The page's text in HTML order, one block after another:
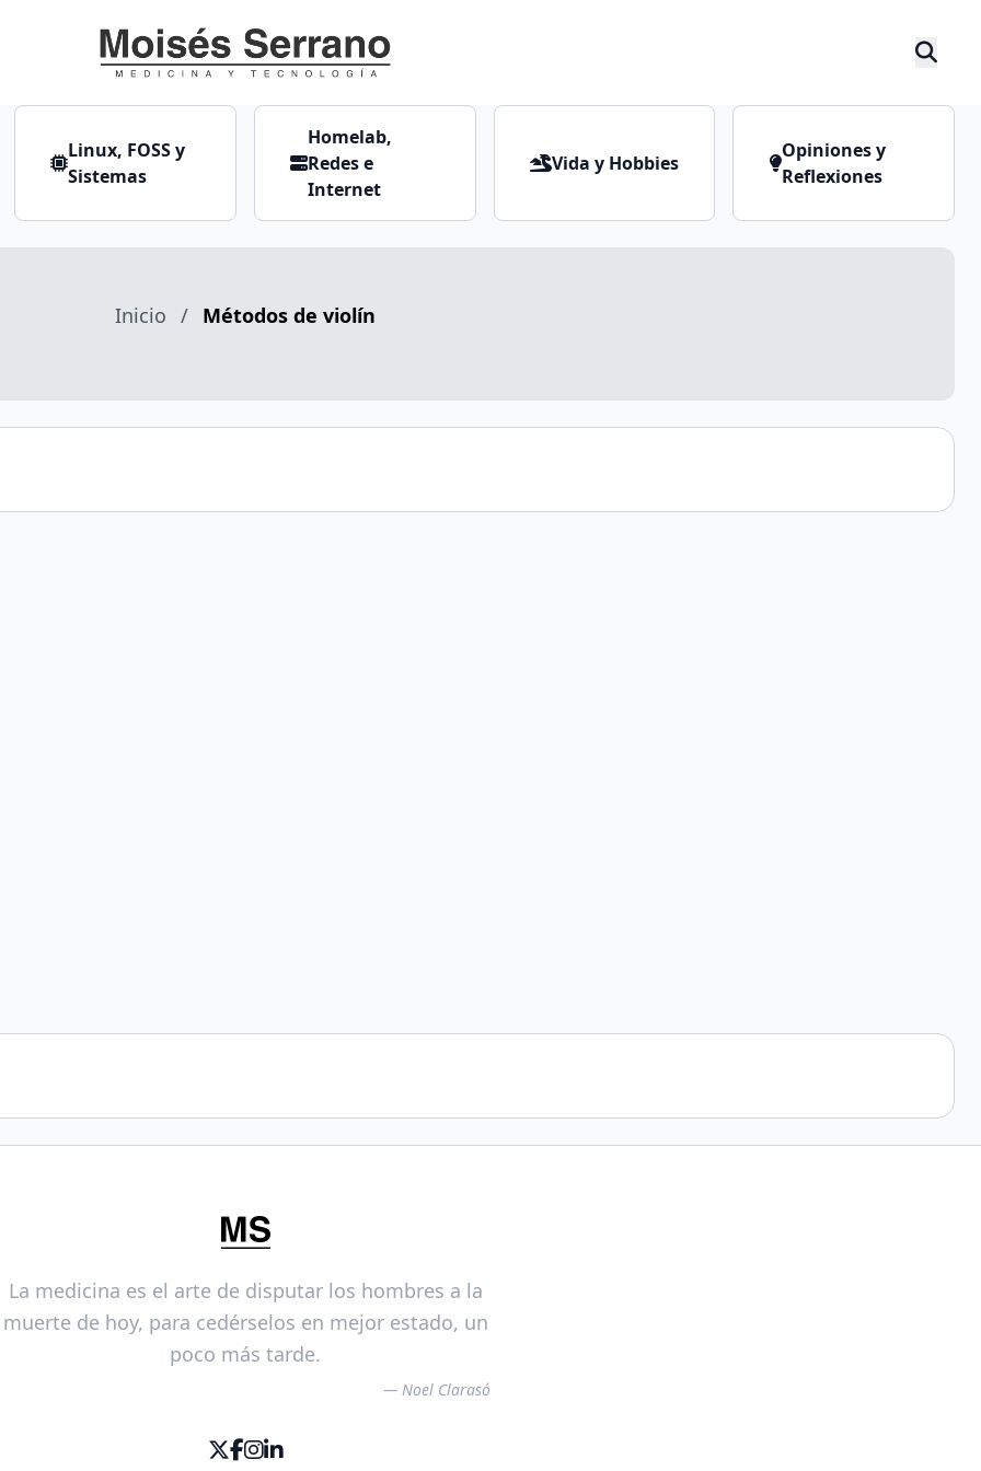
Linux, FOSS y
Sistemas
Homelab,
Redes e
Internet
Vida y Hobbies
Opiniones y
Reflexiones
Inicio / Métodos de violín
La medicina es el arte de disputar los hombres a la
muerte de hoy, para cedérselos en mejor estado, un
poco más tarde.
— Noel Clarasó